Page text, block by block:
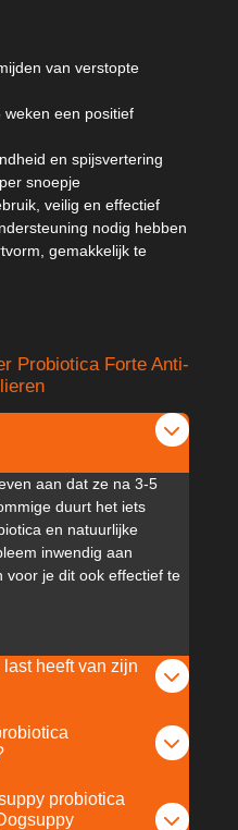
van verstopte
een positief
en spijsvertering
snoepje
veilig en effectief
nodig hebben
gemakkelijk te
Probiotica Forte Anti-
aan dat ze na 3-5
duurt het iets
en natuurlijke
inwendig aan
voor je dit ook effectief te
heeft van zijn
probiotica